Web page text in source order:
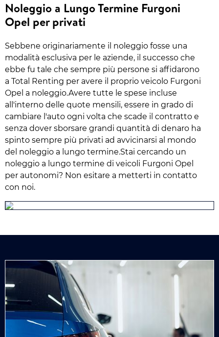
Noleggio a Lungo Termine Furgoni
Opel per privati
Sebbene originariamente il noleggio fosse una
modalità esclusiva per le aziende, il successo che
ebbe fu tale che sempre più persone si affidarono
a Total Renting per avere il proprio veicolo Furgoni
Opel a noleggio.Avere tutte le spese incluse
all'interno delle quote mensili, essere in grado di
cambiare l'auto ogni volta che scade il contratto e
senza dover sborsare grandi quantità di denaro ha
spinto sempre più privati ad avvicinarsi al mondo
del noleggio a lungo termine.Stai cercando un
noleggio a lungo termine di veicoli Furgoni Opel
per autonomi? Non esitare a metterti in contatto
con noi.